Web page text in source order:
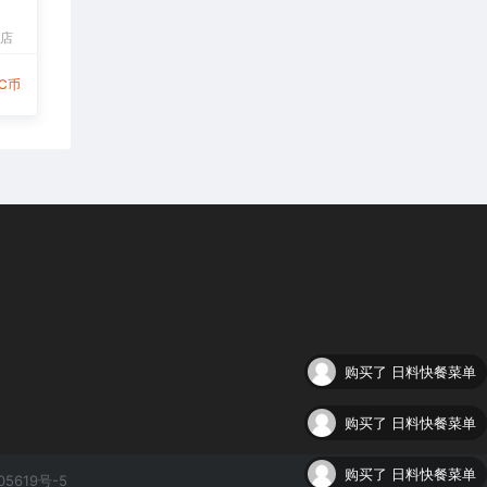
币
号-5
购买了 日料快餐菜单
购买了 日料快餐菜单